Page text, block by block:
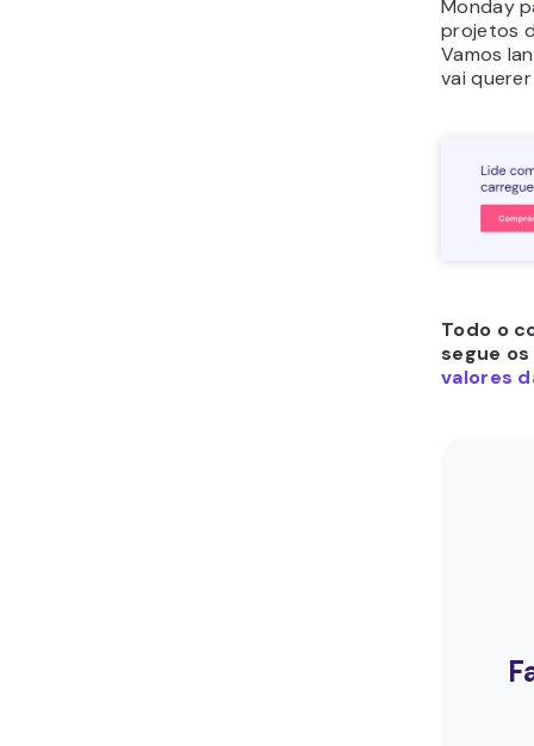
Monday
projetos
Vamos
vai
Todo o
segue
valores